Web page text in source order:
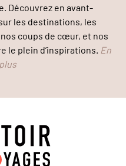
Découvrez en avant-
les destinations, les
coups de cœur, et nos
le plein d’inspirations. En